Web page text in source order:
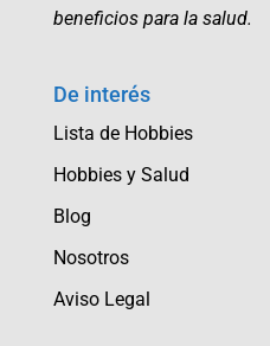
beneficios para la salud.
De interés
Lista de Hobbies
Hobbies y Salud
Blog
Nosotros
Aviso Legal